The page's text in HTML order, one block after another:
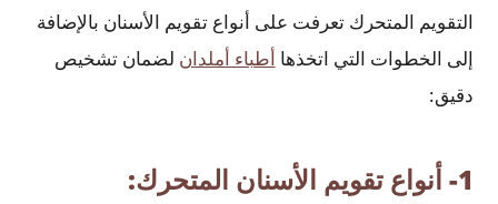
التقويم المتحرك تعرفت على أنواع تقويم الأسنان بالإضافة
إلى الخطوات التي اتخذها أطباء أملدان لضمان تشخيص
دقيق:
1- أنواع تقويم الأسنان المتحرك: